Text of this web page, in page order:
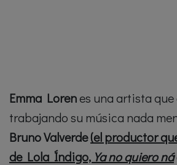
Emma Lorenes una artista que
trabajando su música nada
Bruno Valverde(el productor
de Lola Índigo, Ya no quiero ná